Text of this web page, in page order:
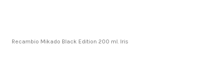
Recambio Mikado Black Edition 200 ml. Iris